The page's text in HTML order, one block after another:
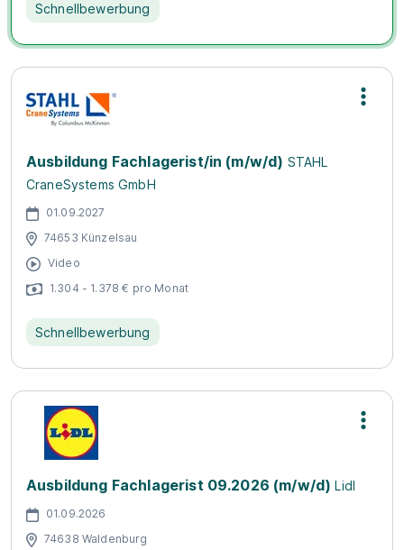
Schnellbewerbung
Ausbildung Fachlagerist/in (m/w/d) STAHL
CraneSystems GmbH
01.09.2027
74653 Künzelsau
Video
1.304 - 1.378 € pro Monat
Schnellbewerbung
Ausbildung Fachlagerist 09.2026 (m/w/d) Lidl
01.09.2026
74638 Waldenburg